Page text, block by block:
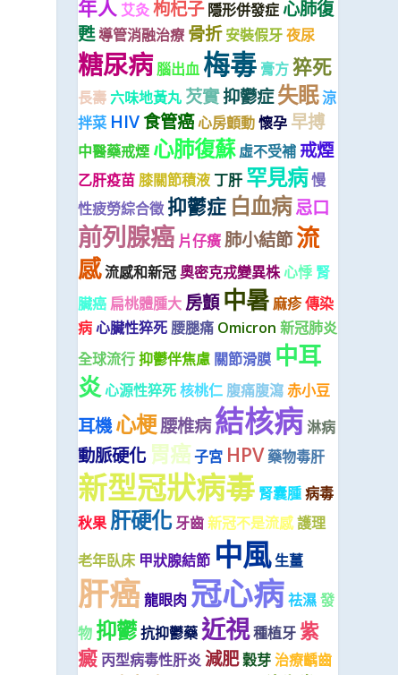
年人 艾灸枸杞子 隱形併發症心肺復
甦 導管消融治療 骨折 安裝假牙夜尿
糖尿病腦出血 梅毒 膏方猝死
長壽 六味地黃丸 芡實抑鬱症失眠涼
拌菜 HIV食管癌心房顫動懷孕 早搏
中醫藥戒煙 心肺復蘇 虛不受補 戒煙
乙肝疫苗膝關節積液 丁肝 罕見病慢
性疲勞綜合徵 抑鬱症 白血病忌口
前列腺癌 片仔癀肺小結節流
感流感和新冠奧密克戎變異株心悸 腎
臟癌 扁桃體腫大 房顫 中暑麻疹傳染
病心臟性猝死 腰腿痛 Omicron 新冠肺炎
全球流行抑鬱伴焦慮 關節滑膜 中耳
炎心源性猝死核桃仁 腹痛腹瀉赤小豆
耳機心梗腰椎病結核病淋病
動脈硬化 胃癌子宮 HPV 藥物毒肝
新型冠狀病毒 腎囊腫病毒
秋果 肝硬化牙齒新冠不是流感護理
老年臥床 甲狀腺結節 中風生薑
肝癌龍眼肉 冠心病祛濕發
物 抑鬱抗抑鬱藥近視種植牙 紫
癜 丙型病毒性肝炎減肥穀芽治療齲齒